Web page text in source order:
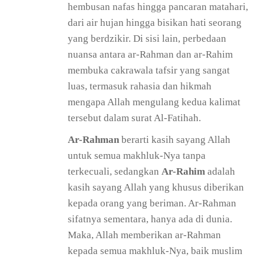
hembusan nafas hingga pancaran matahari,
dari air hujan hingga bisikan hati seorang
yang berdzikir. Di sisi lain, perbedaan
nuansa antara ar-Rahman dan ar-Rahim
membuka cakrawala tafsir yang sangat
luas, termasuk rahasia dan hikmah
mengapa Allah mengulang kedua kalimat
tersebut dalam surat Al-Fatihah.
Ar-Rahman berarti kasih sayang Allah
untuk semua makhluk-Nya tanpa
terkecuali, sedangkan Ar-Rahim adalah
kasih sayang Allah yang khusus diberikan
kepada orang yang beriman. Ar-Rahman
sifatnya sementara, hanya ada di dunia.
Maka, Allah memberikan ar-Rahman
kepada semua makhluk-Nya, baik muslim